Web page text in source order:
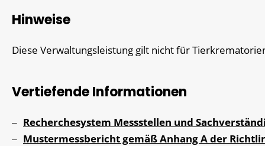
Hinweise
Diese Verwaltungsleistung gilt nicht für
Vertiefende Informationen
Recherchesystem Messstellen und
Mustermessbericht gemäß Anhang A der